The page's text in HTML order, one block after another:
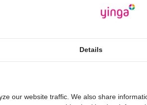
Details
our website traffic. We also share